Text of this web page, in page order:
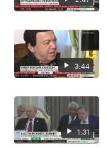
3:44
1:31